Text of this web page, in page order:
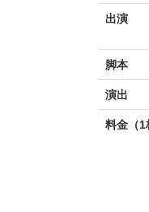
出演
脚本
演出
料金（1